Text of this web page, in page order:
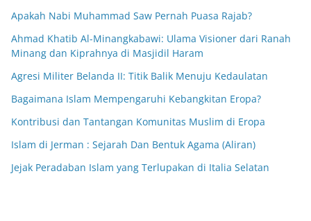
Apakah Nabi Muhammad Saw Pernah Puasa Rajab?
Ahmad Khatib Al-Minangkabawi: Ulama Visioner dari Ranah
Minang dan Kiprahnya di Masjidil Haram
Agresi Militer Belanda II: Titik Balik Menuju Kedaulatan
Bagaimana Islam Mempengaruhi Kebangkitan Eropa?
Kontribusi dan Tantangan Komunitas Muslim di Eropa
Islam di Jerman : Sejarah Dan Bentuk Agama (Aliran)
Jejak Peradaban Islam yang Terlupakan di Italia Selatan